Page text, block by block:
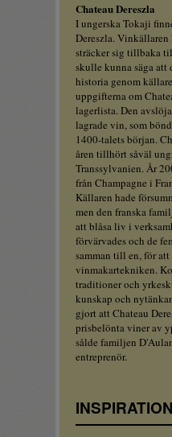
Chateau Dereszla
I ungerska Tokaji
Dereszla.
sträcker sig tillbaka
skulle kunna säga att
historia genom
uppgifterna om
lagerlista. Den
lagrade vin, som
1400-talets början.
åren tillhört såväl
Transsylvanien. År
från Champagne i
Källaren hade
men den franska
att blåsa liv i
förvärvades och de
samman till en, för
vinmakartekniken.
traditioner och
kunskap och
gjort att Chateau
prisbelönta viner av
sålde familjen
entreprenör.